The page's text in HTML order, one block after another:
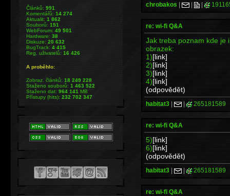
chrobakos | | |
re: wi-fi Q&A
Jak treba poznam kde je
obrazek:
1)[link]
2)[link]
3)[link]
4)[link]
(odpovědět)
habitat3 | | 265181589
re: wi-fi Q&A
5)[link]
6)[link]
(odpovědět)
habitat3 | | 265181589
re: wi-fi Q&A
Článků:991
Komentářů:14 274
Aktualit:1 862
Souborů:151
WebForum:49 501
Hardware:38
Diskuze:20 632
BugTrack:4 415
Reg. uživatelů:16 426
A proběhlo:
Zobraz. článků:18 249 228
Staženo souborů:1 463 522
Staženo dat:964 141MB
Přístupy (hits):232 702 347